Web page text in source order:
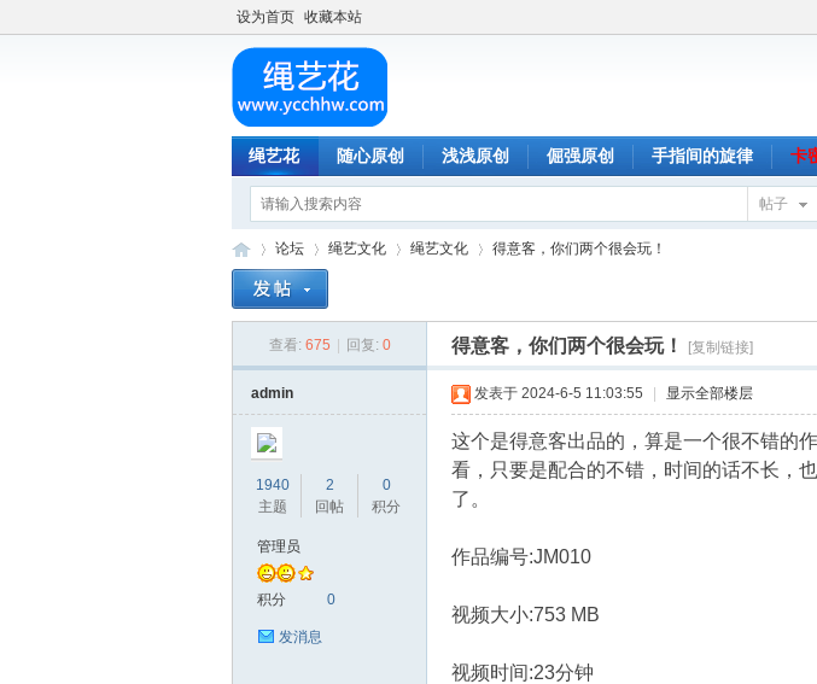
设为首页 收藏本站
绳艺花 随心原创 浅浅原创 倔强原创 手指间的旋律 卡
帖子
论坛
›
绳艺文化
›
绳艺文化
›
得意客，你们两个很会玩！
查看: 675 回复: 0 得意客，你们两个很会玩！ [复制链接]
admin
1940
主题
2
回帖
0
积分
管理员
积分 0
发消息
发表于 2024-6-5 11:03:55 显示全部楼层
这个是得意客出品的，算是一个很不错的
看，只要是配合的不错，时间的话不长，
了。
作品编号:JM010
视频大小:753 MB
视频时间:23分钟